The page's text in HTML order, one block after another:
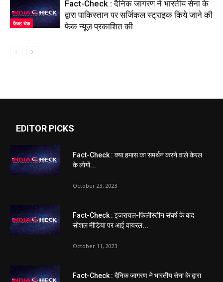
फैक्ट चेक
Fact-Check : दैनिक जागरण ने भारतीय सेना के
द्वारा पाकिस्तान पर सर्जिकल स्ट्राइक किये जाने की
फेक न्यूज़ प्रकाशित की
EDITOR PICKS
Fact-Check : क्या हमास का समर्थन करने वाले केरल
के लोगों...
October 23, 2023
Fact-Check : इजरायल-फिलीस्तीन संघर्ष के बाद
सोशल मीडिया पर आई वायरल...
October 11, 2023
Fact-Check : दैनिक जागरण ने भारतीय सेना के द्वारा